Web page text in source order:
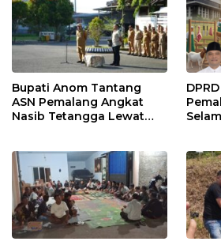
Bupati Anom Tantang
ASN Pemalang Angkat
Nasib Tetangga Lewat